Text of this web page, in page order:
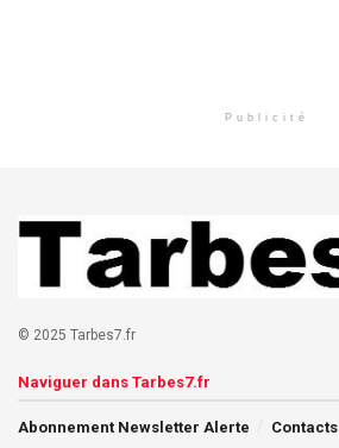
Publicité
© 2025 Tarbes7.fr
Naviguer dans Tarbes7.fr
Abonnement Newsletter Alerte Contacts